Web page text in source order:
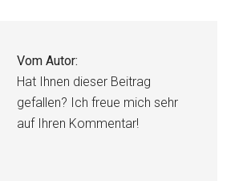
Vom Autor:
Hat Ihnen dieser Beitrag
gefallen? Ich freue mich sehr
auf Ihren Kommentar!